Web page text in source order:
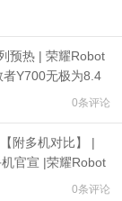
预热 | 荣耀Robot
Y700无极为8.4
0条评论
附多机对比】 |
官宣 |荣耀Robot
0条评论